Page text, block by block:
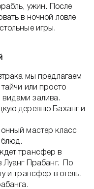
ужин. После
в ночной ловле
игры.
мы предлагаем
или просто
залива.
деревню Баханг и
мастер класс
блюд.
трансфер в
Луанг Прабанг. По
и трансфер в отель.